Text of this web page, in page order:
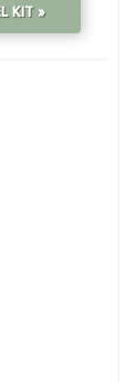
KIT »